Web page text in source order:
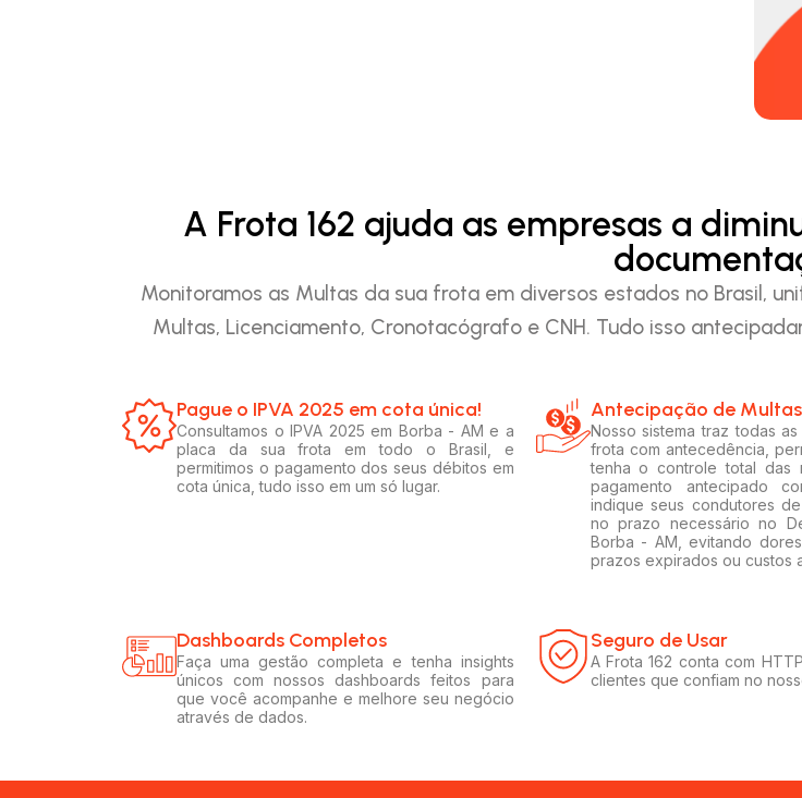
A Frota 162 ajuda as empresas a
Monitoramos as Multas da sua frota em diversos estados no Brasil,
Multas, Licenciamento, Cronotacógrafo e CNH. Tudo isso
Pague o IPVA 2025 em cota única!​
Consultamos o IPVA 2025 em Borba - AM e a
placa da sua frota em todo o Brasil, e
permitimos o pagamento dos seus débitos em
cota única, tudo isso em um só lugar.
Antecipação de Multas
Nosso sistema traz todas
frota com antecedência,
tenha o controle total das
pagamento antecipado
indique seus condutores
no prazo necessário no
Borba - AM, evitando
prazos expirados ou custos
Dashboards Completos​​
Faça uma gestão completa e tenha insights
únicos com nossos dashboards feitos para
que você acompanhe e melhore seu negócio
através de dados.
Seguro de Usar​
A Frota 162 conta com
clientes que confiam no